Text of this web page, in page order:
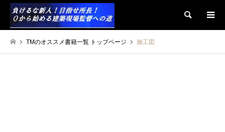
検索
TMのオススメ書籍一覧 トップページ 施工図